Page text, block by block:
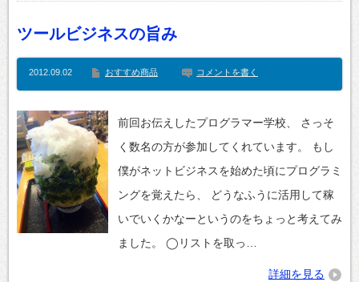
ツールビジネスの旨み
2012.09.02 おすすめ商品 コメントを書く
前回お伝えしたプログラマー学校、 さっそ
く数名の方が参加してくれています。 もし
僕がネットビジネスを始めた頃にプログラミ
ングを覚えたら、 どうなふうに活用して稼
いでいくかなーというのをちょっと考えてみ
ました。 ◯リストを取っ…
詳細を見る